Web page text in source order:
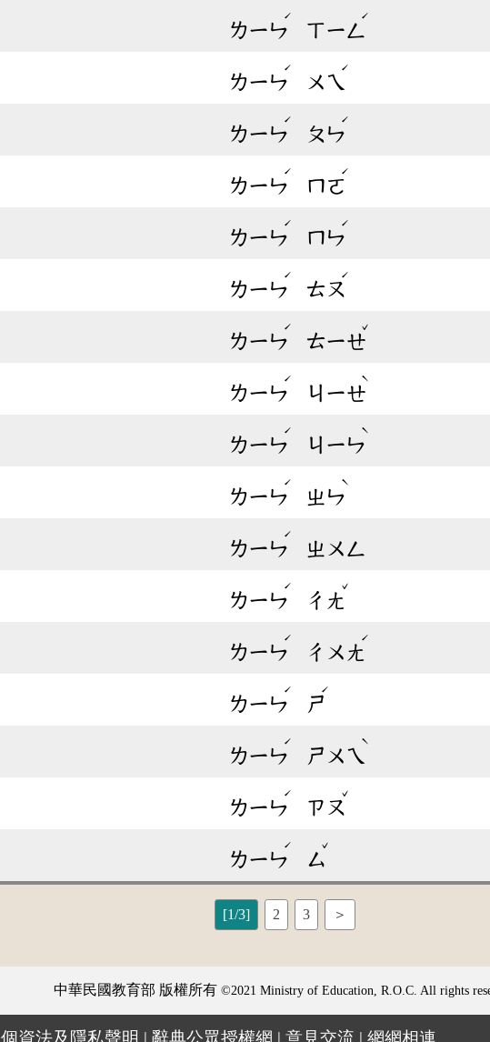
ㄌㄧㄣ
ˊ
ㄒㄧㄥ
ˊ
ㄌㄧㄣ
ˊ
ㄨㄟ
ˊ
ㄌㄧㄣ
ˊ
ㄆㄣ
ˊ
ㄌㄧㄣ
ˊ
ㄇㄛ
ˊ
ㄌㄧㄣ
ˊ
ㄇㄣ
ˊ
ㄌㄧㄣ
ˊ
ㄊㄡ
ˊ
ㄌㄧㄣ
ˊ
ㄊㄧㄝ
ˇ
ㄌㄧㄣ
ˊ
ㄐㄧㄝ
ˋ
ㄌㄧㄣ
ˊ
ㄐㄧㄣ
ˋ
ㄌㄧㄣ
ˊ
ㄓㄣ
ˋ
ㄌㄧㄣ
ˊ
ㄓㄨㄥ
ㄌㄧㄣ
ˊ
ㄔㄤ
ˇ
ㄌㄧㄣ
ˊ
ㄔㄨㄤ
ˊ
ㄌㄧㄣ
ˊ
ㄕ
ˊ
ㄌㄧㄣ
ˊ
ㄕㄨㄟ
ˋ
ㄌㄧㄣ
ˊ
ㄗㄡ
ˇ
ㄌㄧㄣ
ˊ
ㄙ
ˇ
[1/3] 2 3 ＞
中華民國教育部 版權所有 ©2021 Ministry of Education, R.O.C. All rights
個資法及隱私聲明 | 辭典公眾授權網 | 意見交流 | 網網相連